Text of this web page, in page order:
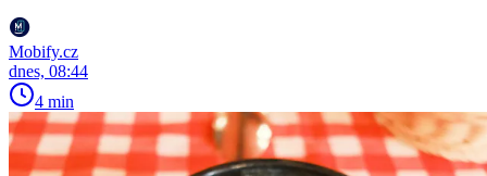
Mobify.cz
dnes, 08:44
4 min